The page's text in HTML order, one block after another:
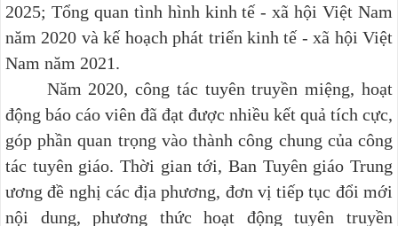
2025; Tổng quan tình hình kinh tế - xã hội Việt Nam
năm 2020 và kế hoạch phát triển kinh tế - xã hội Việt
Nam năm 2021.
Năm 2020, công tác tuyên truyền miệng, hoạt
động báo cáo viên đã đạt được nhiều kết quả tích cực,
góp phần quan trọng vào thành công chung của công
tác tuyên giáo. Thời gian tới, Ban Tuyên giáo Trung
ương đề nghị các địa phương, đơn vị tiếp tục đổi mới
nội dung, phương thức hoạt động tuyên truyền